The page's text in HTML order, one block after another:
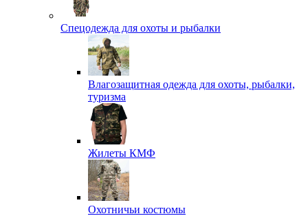
Спецодежда для охоты и рыбалки
Влагозащитная одежда для охоты, рыбалки,
туризма
Жилеты КМФ
Охотничьи костюмы